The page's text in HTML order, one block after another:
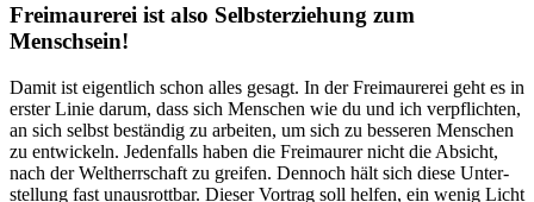
Freimaurerei ist also Selbst­erziehung zum
Menschsein!
Damit ist eigentlich schon alles gesagt. In der Freimaurerei geht es in
erster Linie darum, dass sich Menschen wie du und ich verpflichten,
an sich selbst be­ständig zu arbeiten, um sich zu besseren Menschen
zu entwi­ckeln. Jedenfalls haben die Frei­maurer nicht die Absicht,
nach der Weltherrschaft zu greifen. Dennoch hält sich diese Unter­
stellung fast unausrottbar. Die­ser Vortrag soll helfen, ein wenig Licht